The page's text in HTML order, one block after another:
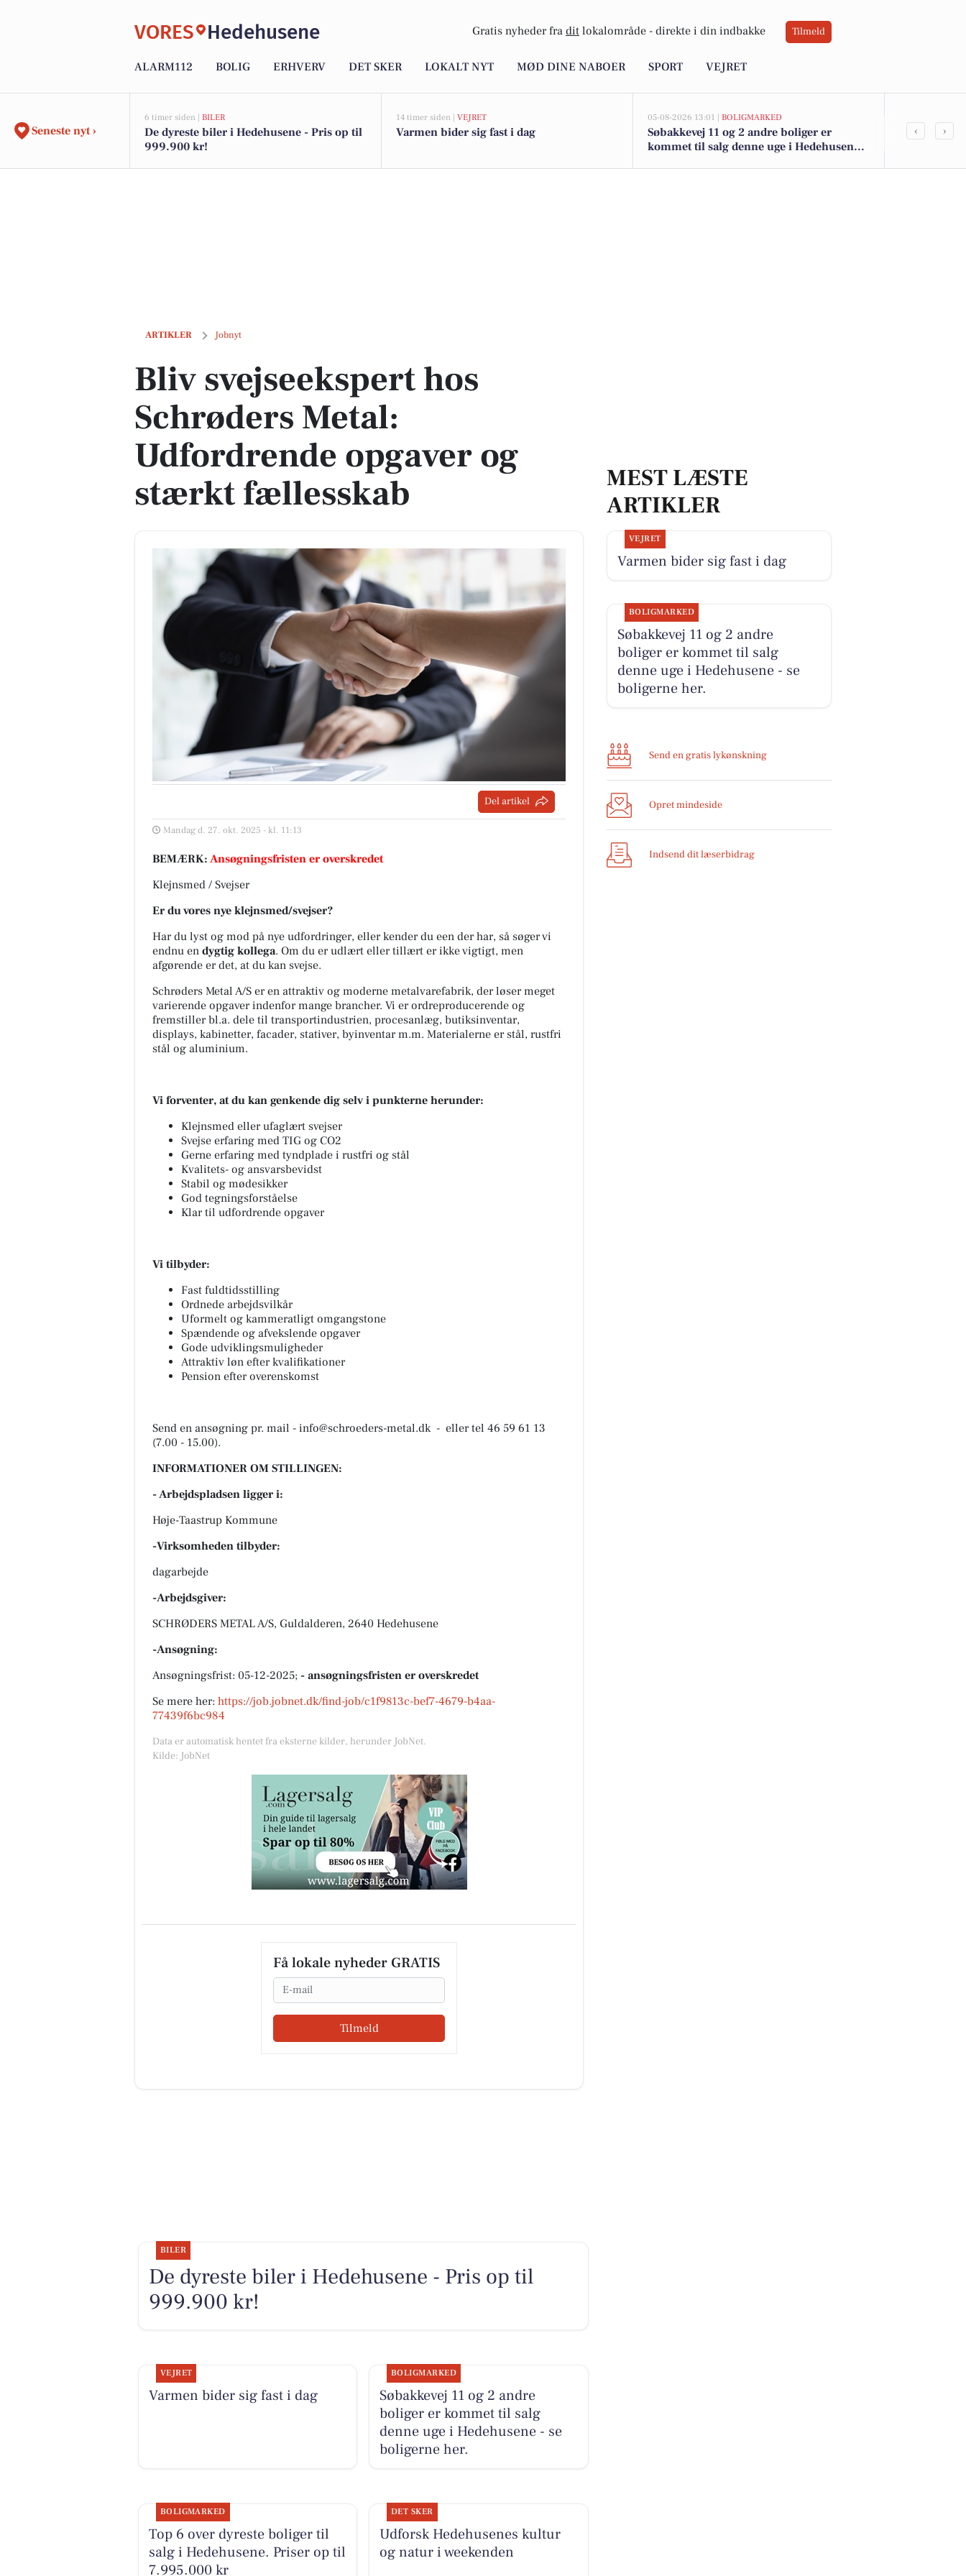
VORES Hedehusene Gratis nyheder fra dit lokalområde - direkte i din indbakke Tilmeld
ALARM112 BOLIG ERHVERV DET SKER LOKALT NYT MØD DINE NABOER SPORT VEJRET
Seneste nyt ›
6 timer siden | BILER
De dyreste biler i Hedehusene - Pris op til
999.900 kr!
14 timer siden | VEJRET
Varmen bider sig fast i dag
05-08-2026 13:01 | BOLIGMARKED
Søbakkevej 11 og 2 andre boliger er
kommet til salg denne uge i Hedehusene -
Top 6 over
‹ ›
ARTIKLER Jobnyt
Bliv svejseekspert hos Schrøders Metal: Udfordrende opgaver og stærkt fællesskab
Bliv svejseekspert hos
Schrøders Metal:
Udfordrende opgaver og
stærkt fællesskab
Del artikel
Mandag d. 27. okt. 2025 - kl. 11:13
BEMÆRK: Ansøgningsfristen er overskredet
Klejnsmed / Svejser
Er du vores nye klejnsmed/svejser?
Har du lyst og mod på nye udfordringer, eller kender du een der har, så søger vi
endnu en dygtig kollega. Om du er udlært eller tillært er ikke vigtigt, men
afgørende er det, at du kan svejse.
Schrøders Metal A/S er en attraktiv og moderne metalvarefabrik, der løser meget
varierende opgaver indenfor mange brancher. Vi er ordreproducerende og
fremstiller bl.a. dele til transportindustrien, procesanlæg, butiksinventar,
displays, kabinetter, facader, stativer, byinventar m.m. Materialerne er stål, rustfri
stål og aluminium.
Vi forventer, at du kan genkende dig selv i punkterne herunder:
Klejnsmed eller ufaglært svejser
Svejse erfaring med TIG og CO2
Gerne erfaring med tyndplade i rustfri og stål
Kvalitets- og ansvarsbevidst
Stabil og mødesikker
God tegningsforståelse
Klar til udfordrende opgaver
Vi tilbyder:
Fast fuldtidsstilling
Ordnede arbejdsvilkår
Uformelt og kammeratligt omgangstone
Spændende og afvekslende opgaver
Gode udviklingsmuligheder
Attraktiv løn efter kvalifikationer
Pension efter overenskomst
Send en ansøgning pr. mail - info@schroeders-metal.dk - eller tel 46 59 61 13
(7.00 - 15.00).
INFORMATIONER OM STILLINGEN:
- Arbejdspladsen ligger i:
Høje-Taastrup Kommune
-Virksomheden tilbyder:
dagarbejde
-Arbejdsgiver:
SCHRØDERS METAL A/S, Guldalderen, 2640 Hedehusene
-Ansøgning:
Ansøgningsfrist: 05-12-2025; - ansøgningsfristen er overskredet
Se mere her: https://job.jobnet.dk/find-job/c1f9813c-bef7-4679-b4aa-
77439f6bc984
Data er automatisk hentet fra eksterne kilder, herunder JobNet.
Kilde: JobNet
Få lokale nyheder GRATIS
Email
Tilmeld
MEST LÆSTE
ARTIKLER
VEJRET
Varmen bider sig fast i dag
BOLIGMARKED
Søbakkevej 11 og 2 andre
boliger er kommet til salg
denne uge i Hedehusene - se
boligerne her.
Send en gratis lykønskning
Opret mindeside
Indsend dit læserbidrag
BILER
De dyreste biler i Hedehusene - Pris op til
999.900 kr!
VEJRET
Varmen bider sig fast i dag
BOLIGMARKED
Søbakkevej 11 og 2 andre
boliger er kommet til salg
denne uge i Hedehusene - se
boligerne her.
BOLIGMARKED
Top 6 over dyreste boliger til
salg i Hedehusene. Priser op til
7.995.000 kr
DET SKER
Udforsk Hedehusenes kultur
og natur i weekenden